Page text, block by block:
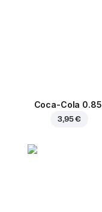
Coca-Cola 0.85l
3,95 €